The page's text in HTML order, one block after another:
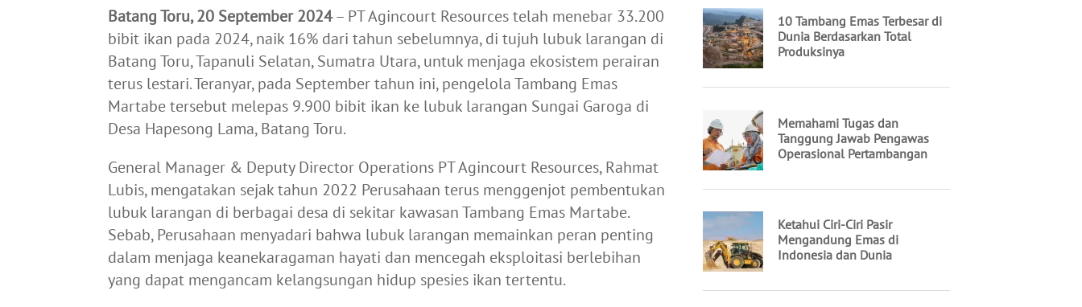
Batang Toru, 20 September 2024– PT Agincourt Resources telah menebar 33.200
bibit ikan pada 2024, naik 16% dari tahun sebelumnya, di tujuh lubuk larangan di
Batang Toru, Tapanuli Selatan, Sumatra Utara, untuk menjaga ekosistem perairan
terus lestari. Teranyar, pada September tahun ini, pengelola Tambang Emas
Martabe tersebut melepas 9.900 bibit ikan ke lubuk larangan Sungai Garoga di
Desa Hapesong Lama, Batang Toru.
General Manager & Deputy Director Operations PT Agincourt Resources, Rahmat
Lubis, mengatakan sejak tahun 2022 Perusahaan terus menggenjot pembentukan
lubuk larangan di berbagai desa di sekitar kawasan Tambang Emas Martabe.
Sebab, Perusahaan menyadari bahwa lubuk larangan memainkan peran penting
dalam menjaga keanekaragaman hayati dan mencegah eksploitasi berlebihan
yang dapat mengancam kelangsungan hidup spesies ikan tertentu.